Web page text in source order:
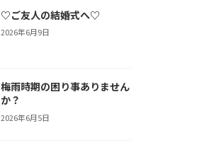
♡ご友人の結婚式へ♡
2026年6月9日
梅雨時期の困り事ありません
か？
2026年6月5日